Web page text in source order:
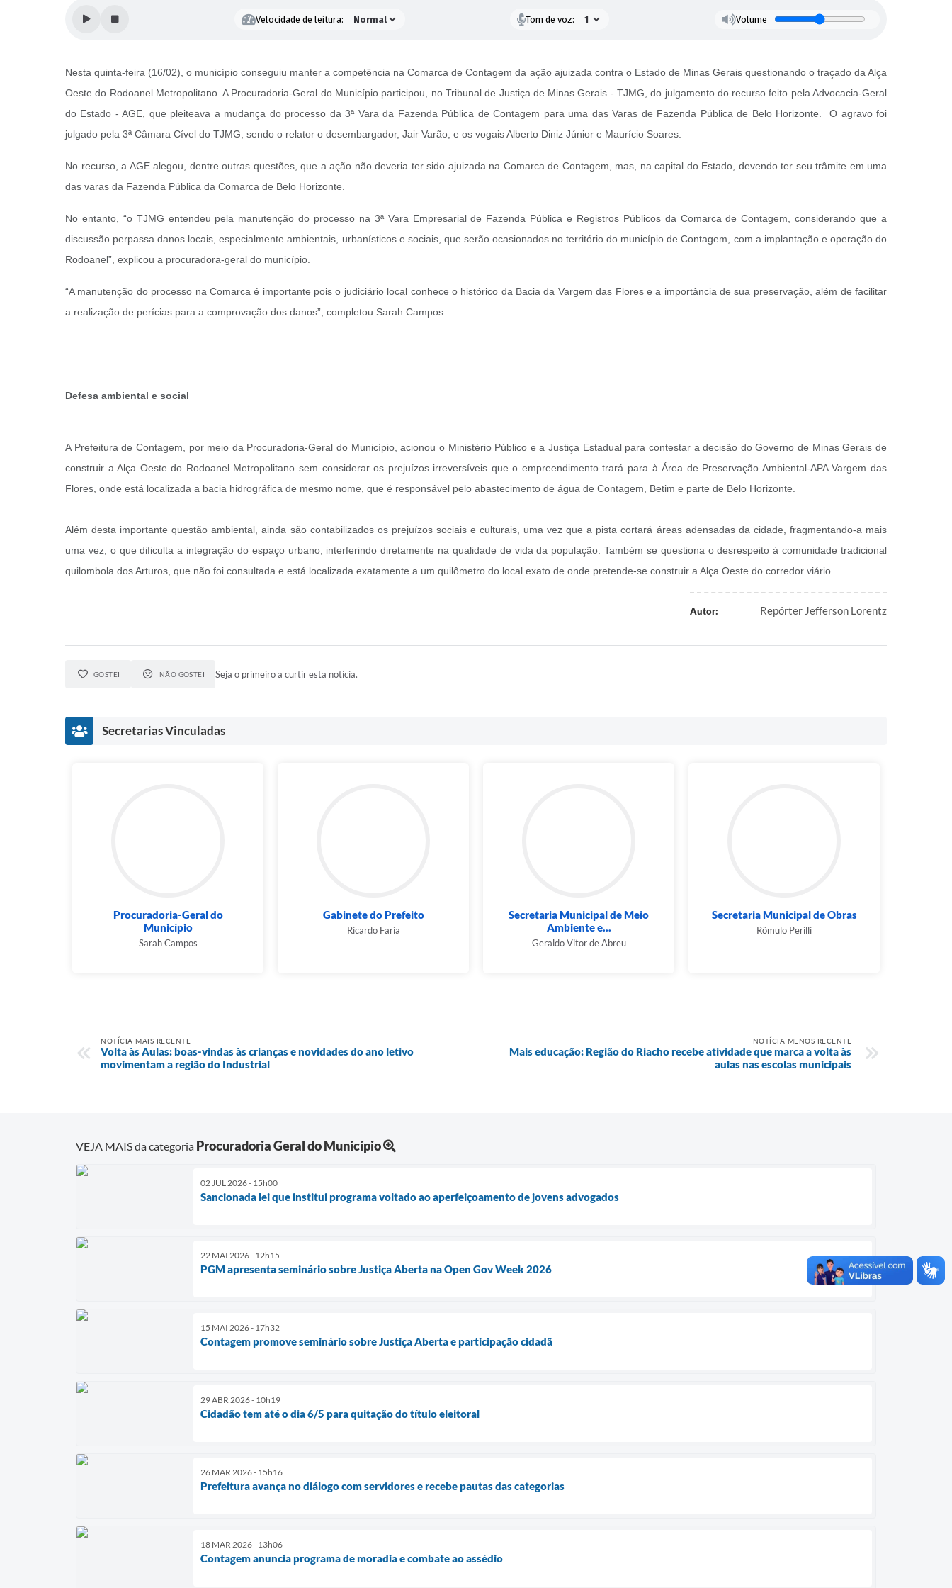
Velocidade de leitura: Tom de voz: Volume
Nesta quinta-feira (16/02), o município conseguiu manter a competência na Comarca de Contagem da ação ajuizada contra o Estado de Minas Gerais questionando o traçado da Alça
Oeste do Rodoanel Metropolitano. A Procuradoria-Geral do Município participou, no Tribunal de Justiça de Minas Gerais - TJMG, do julgamento do recurso feito pela Advocacia-Geral
do Estado - AGE, que pleiteava a mudança do processo da 3ª Vara da Fazenda Pública de Contagem para uma das Varas de Fazenda Pública de Belo Horizonte. O agravo foi
julgado pela 3ª Câmara Cível do TJMG, sendo o relator o desembargador, Jair Varão, e os vogais Alberto Diniz Júnior e Maurício Soares.
No recurso, a AGE alegou, dentre outras questões, que a ação não deveria ter sido ajuizada na Comarca de Contagem, mas, na capital do Estado, devendo ter seu trâmite em uma
das varas da Fazenda Pública da Comarca de Belo Horizonte.
No entanto, “o TJMG entendeu pela manutenção do processo na 3ª Vara Empresarial de Fazenda Pública e Registros Públicos da Comarca de Contagem, considerando que a
discussão perpassa danos locais, especialmente ambientais, urbanísticos e sociais, que serão ocasionados no território do município de Contagem, com a implantação e operação do
Rodoanel”, explicou a procuradora-geral do município.
“A manutenção do processo na Comarca é importante pois o judiciário local conhece o histórico da Bacia da Vargem das Flores e a importância de sua preservação, além de facilitar
a realização de perícias para a comprovação dos danos”, completou Sarah Campos.
Defesa ambiental e social
A Prefeitura de Contagem, por meio da Procuradoria-Geral do Município, acionou o Ministério Público e a Justiça Estadual para contestar a decisão do Governo de Minas Gerais de
construir a Alça Oeste do Rodoanel Metropolitano sem considerar os prejuízos irreversíveis que o empreendimento trará para à Área de Preservação Ambiental-APA Vargem das
Flores, onde está localizada a bacia hidrográfica de mesmo nome, que é responsável pelo abastecimento de água de Contagem, Betim e parte de Belo Horizonte.
Além desta importante questão ambiental, ainda são contabilizados os prejuízos sociais e culturais, uma vez que a pista cortará áreas adensadas da cidade, fragmentando-a mais
uma vez, o que dificulta a integração do espaço urbano, interferindo diretamente na qualidade de vida da população. Também se questiona o desrespeito à comunidade tradicional
quilombola dos Arturos, que não foi consultada e está localizada exatamente a um quilômetro do local exato de onde pretende-se construir a Alça Oeste do corredor viário.
Autor: Repórter Jefferson Lorentz
GOSTEI NÃO GOSTEI Seja o primeiro a curtir esta notícia.
Secretarias Vinculadas
Procuradoria-Geral do
Município
Sarah Campos
Gabinete do Prefeito
Ricardo Faria
Secretaria Municipal de Meio
Ambiente e...
Geraldo Vitor de Abreu
Secretaria Municipal de Obras
Rômulo Perilli
NOTÍCIA MAIS RECENTE
Volta às Aulas: boas-vindas às crianças e novidades do ano letivo
movimentam a região do Industrial
NOTÍCIA MENOS RECENTE
Mais educação: Região do Riacho recebe atividade que marca a volta às
aulas nas escolas municipais
VEJA MAIS da categoria Procuradoria Geral do Município
02 JUL 2026 - 15h00
Sancionada lei que institui programa voltado ao aperfeiçoamento de jovens advogados
22 MAI 2026 - 12h15
PGM apresenta seminário sobre Justiça Aberta na Open Gov Week 2026
15 MAI 2026 - 17h32
Contagem promove seminário sobre Justiça Aberta e participação cidadã
29 ABR 2026 - 10h19
Cidadão tem até o dia 6/5 para quitação do título eleitoral
26 MAR 2026 - 15h16
Prefeitura avança no diálogo com servidores e recebe pautas das categorias
18 MAR 2026 - 13h06
Contagem anuncia programa de moradia e combate ao assédio